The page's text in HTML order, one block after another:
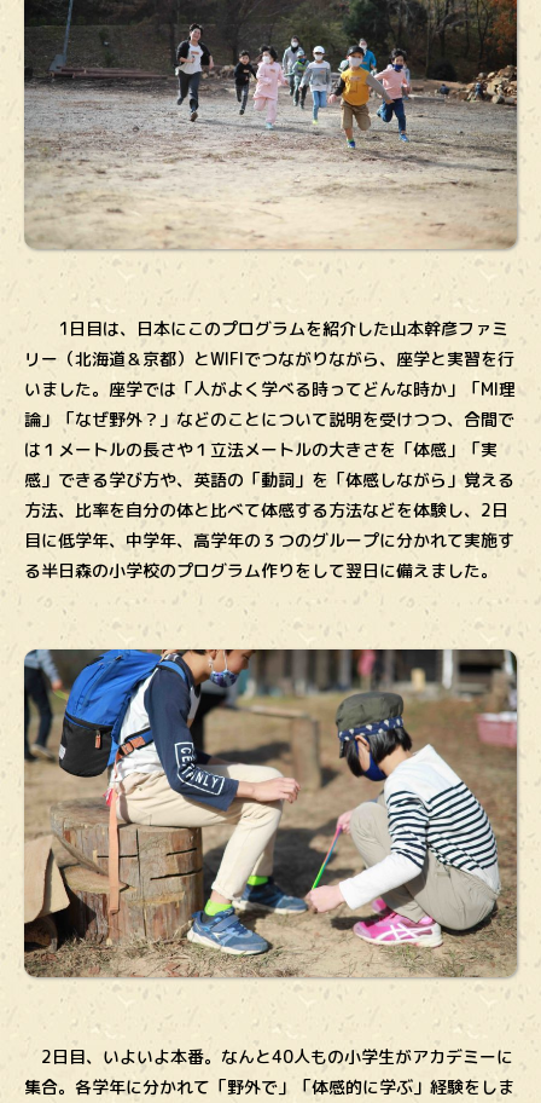
1日目は、日本にこのプログラムを紹介した山本幹彦ファミ
リー（北海道＆京都）とWIFIでつながりながら、座学と実習を行
いました。座学では「人がよく学べる時ってどんな時か」「MI理
論」「なぜ野外？」などのことについて説明を受けつつ、合間で
は１メートルの長さや１立法メートルの大きさを「体感」「実
感」できる学び方や、英語の「動詞」を「体感しながら」覚える
方法、比率を自分の体と比べて体感する方法などを体験し、2日
目に低学年、中学年、高学年の３つのグループに分かれて実施す
る半日森の小学校のプログラム作りをして翌日に備えました。
2日目、いよいよ本番。なんと40人もの小学生がアカデミーに
集合。各学年に分かれて「野外で」「体感的に学ぶ」経験をしま